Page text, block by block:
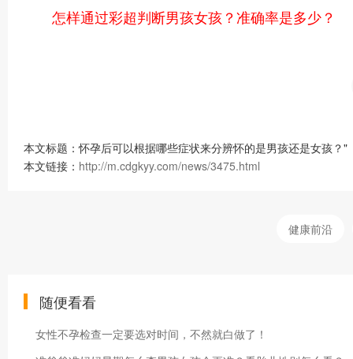
怎样通过彩超判断男孩女孩？准确率是多少？
本文标题：怀孕后可以根据哪些症状来分辨怀的是男孩还是女孩？"
本文链接： http://m.cdgkyy.com/news/3475.html
健康前沿
随便看看
女性不孕检查一定要选对时间，不然就白做了！